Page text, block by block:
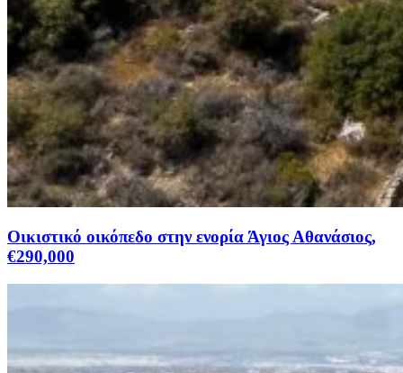
Οικιστικό οικόπεδο στην ενορία Άγιος Αθανάσιος,
€290,000